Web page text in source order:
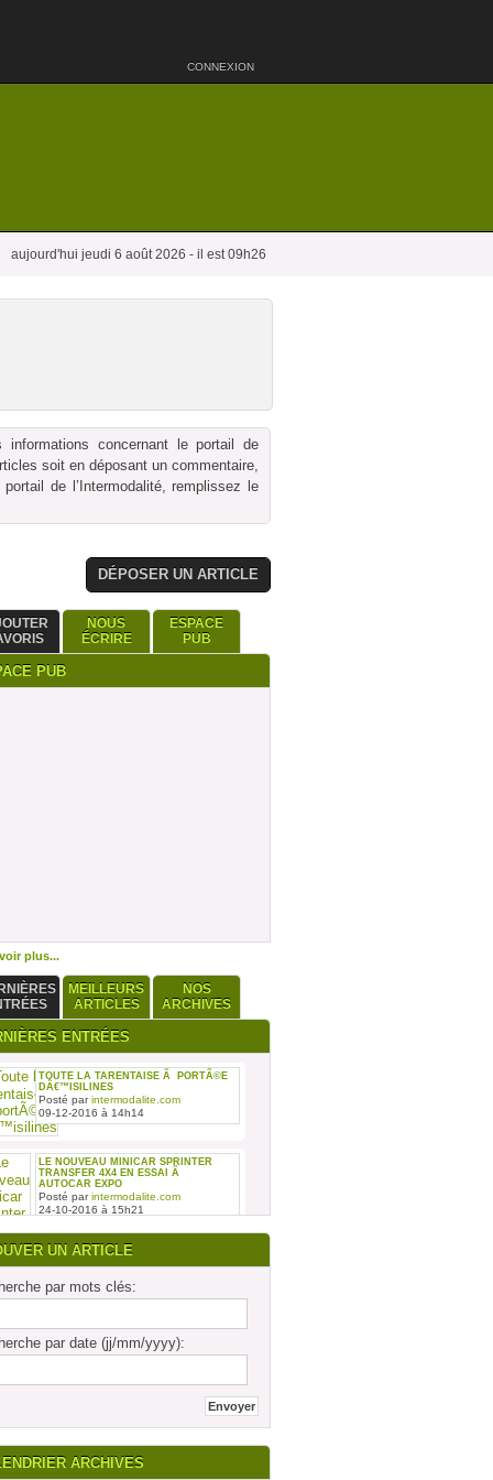
CONNEXION
aujourd'hui jeudi 6 août 2026 - il est 09h26
concernant le portail de
soit en déposant un commentaire,
de l’Intermodalité, remplissez le
DÉPOSER UN ARTICLE
NOUS
ÉCRIRE
ESPACE
PUB
PUB
plus...
MEILLEURS
ARTICLES
NOS
ARCHIVES
ENTRÉES
TOUTE LA TARENTAISE Ã PORTÃ©E
DÂ€™ISILINES
Posté parintermodalite.com
09-12-2016 à 14h14
LE NOUVEAU MINICAR SPRINTER
TRANSFER 4X4 EN ESSAI Ã
AUTOCAR EXPO
Posté parintermodalite.com
24-10-2016 à 15h21
REMISE DES SIX PREMIERS INTOURO
MERCEDES-BENZ ASSEMBLÃ©S SUR
LE SITE DAIMLER BUSES DE LIGNY-
28-09-2016 à 17h19
UN ARTICLE
par mots clés:
par date (jj/mm/yyyy):
ARCHIVES